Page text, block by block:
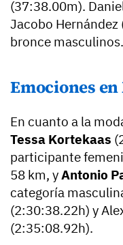
(37:38.00m).
Jacobo
bronce masculinos.
Emociones en
En cuanto a la
Tessa Kortekaas
participante
58 km, yAntonio
categoría
(2:30:38.22h) y
(2:35:08.92h).